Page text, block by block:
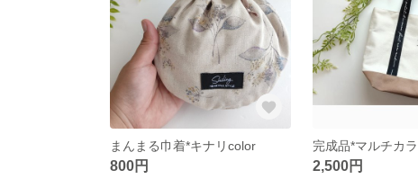
まんまる巾着*キナリcolor
800円 2,500円